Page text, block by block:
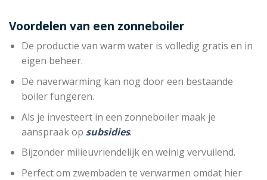
Voordelen van een zonneboiler
De productie van warm water is volledig gratis en in
eigen beheer.
De naverwarming kan nog door een bestaande
boiler fungeren.
Als je investeert in een zonneboiler maak je
aanspraak op subsidies.
Bijzonder milieuvriendelijk en weinig vervuilend.
Perfect om zwembaden te verwarmen omdat hier